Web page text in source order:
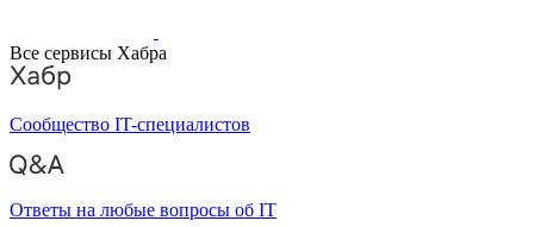
Все сервисы Хабра
Сообщество IT-специалистов
Ответы на любые вопросы об IT